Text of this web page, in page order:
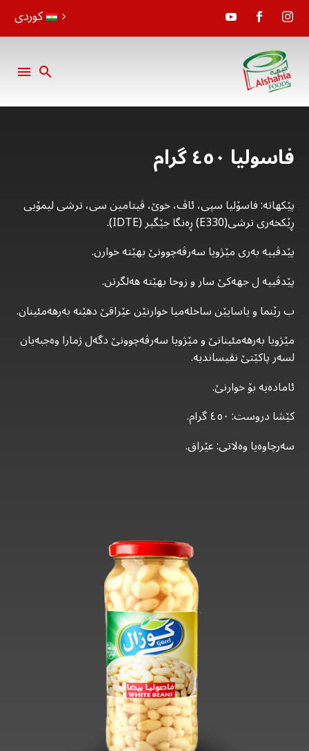
کوردی
فاسولیا ٤٥٠ گرام
پێکهاتە: فاسۆلیا سپی، ئاڤ، خوێ، ڤیتامین سی، ترشی لیمۆیی
ڕێکخەری ترشی(E330) ڕەنگا جێگیر (IDTE).
پێدڤییە بەری مێژویا سەرڤەچوونێ بهێتە خوارن.
پێدڤییە ل جهەکێ سار و زوحا بهێتە هەلگرتن.
ب رێنما و یاسایێن ساخلەمیا خوارنێن عێراقێ دهێنە بەرهەمئینان.
مێژویا بەرهەمئینانێ و مێژویا سەرڤەچوونێ دگەل ژمارا وەجبەیان
لسەر پاکێتێ نڤیساندیە.
ئامادەیە بۆ خوارنێ.
کێشا دروست: ٤٥٠ گرام.
سەرچاوەیا وەلاتی: عێراق.